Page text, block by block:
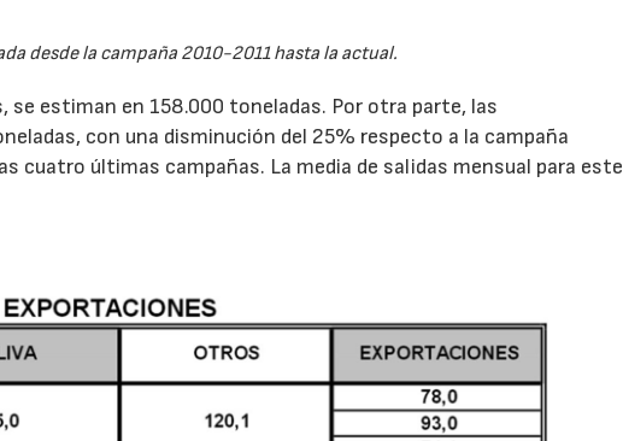
desde la campaña 2010-2011 hasta la actual.
estiman en 158.000 toneladas. Por otra parte, las
con una disminución del 25% respecto a la campaña
cuatro últimas campañas. La media de salidas mensual para este